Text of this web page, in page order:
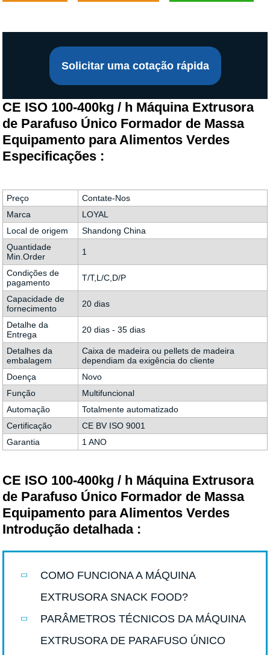
Solicitar uma cotação rápida
CE ISO 100-400kg / h Máquina Extrusora
de Parafuso Único Formador de Massa
Equipamento para Alimentos Verdes
Especificações :
Preço
Contate-Nos
Marca
LOYAL
Local de origem
Shandong China
Quantidade
Min.Order
1
Condições de
pagamento
T/T,L/C,D/P
Capacidade de
fornecimento
20 dias
Detalhe da
Entrega
20 dias - 35 dias
Detalhes da
embalagem
Caixa de madeira ou pellets de madeira
dependiam da exigência do cliente
Doença
Novo
Função
Multifuncional
Automação
Totalmente automatizado
Certificação
CE BV ISO 9001
Garantia
1 ANO
CE ISO 100-400kg / h Máquina Extrusora
de Parafuso Único Formador de Massa
Equipamento para Alimentos Verdes
Introdução detalhada :
COMO FUNCIONA A MÁQUINA
EXTRUSORA SNACK FOOD?
PARÂMETROS TÉCNICOS DA MÁQUINA
EXTRUSORA DE PARAFUSO ÚNICO